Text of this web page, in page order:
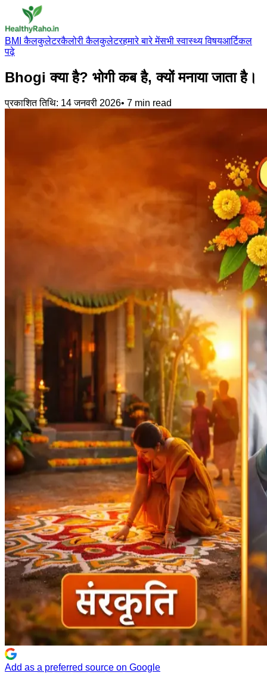
BMI कैलकुलेटरकैलोरी कैलकुलेटरहमारे बारे मेंसभी स्वास्थ्य विषयआर्टिकल
पढ़े
Bhogi क्या है? भोगी कब है, क्यों मनाया जाता है।
प्रकाशित तिथि: 14 जनवरी 2026• 7 min read
Add as a preferred source on Google